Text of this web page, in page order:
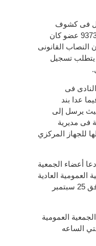
فى كشوف
الحضور 2293 عضو من أصل 93737 عضو كان
القانونى
يتطلب تسجيل
فى
عدا بند
يرسل إلى
فى مديرية
للجهاز المركزي
أعضاء الجمعية
العمومية العادية
لعام 2020، اليوم الجمعة الموافق 25 سبتمبر
العمومية
الساعه